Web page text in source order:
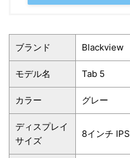
ブランド Blackview
モデル名 Tab 5
カラー グレー
ディスプレイ
サイズ
8インチ IPS